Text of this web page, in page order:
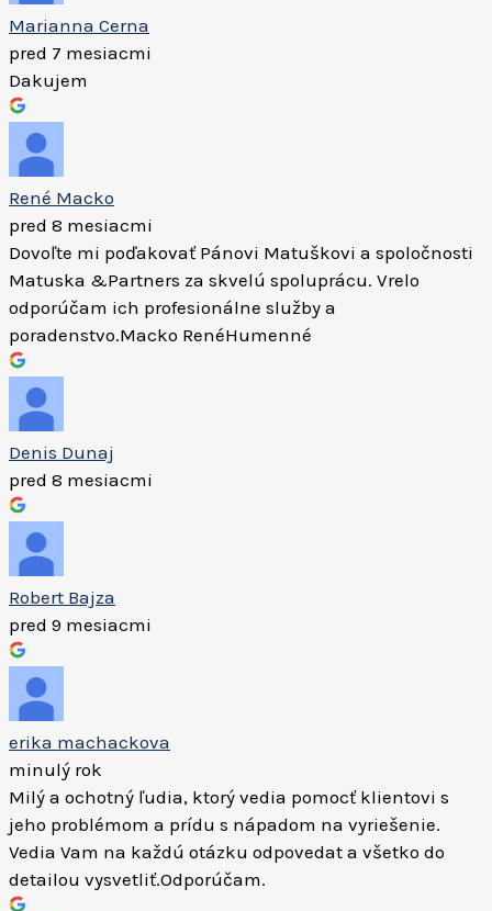
Marianna Cerna
pred 7 mesiacmi
Dakujem
René Macko
pred 8 mesiacmi
Dovoľte mi poďakovať Pánovi Matuškovi a spoločnosti
Matuska &Partners za skvelú spoluprácu. Vrelo
odporúčam ich profesionálne služby a
poradenstvo.Macko RenéHumenné
Denis Dunaj
pred 8 mesiacmi
Robert Bajza
pred 9 mesiacmi
erika machackova
minulý rok
Milý a ochotný ľudia, ktorý vedia pomocť klientovi s
jeho problémom a prídu s nápadom na vyriešenie.
Vedia Vam na každú otázku odpovedat a všetko do
detailou vysvetliť.Odporúčam.